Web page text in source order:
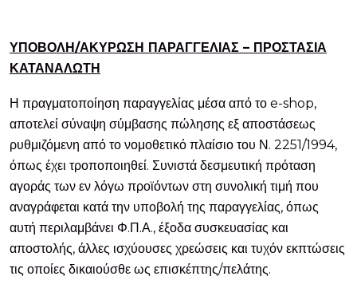
ΥΠΟΒΟΛΗ/ΑΚΥΡΩΣΗ ΠΑΡΑΓΓΕΛΙΑΣ – ΠΡΟΣΤΑΣΙΑ
ΚΑΤΑΝΑΛΩΤΗ
Η πραγματοποίηση παραγγελίας μέσα από το e-shop,
αποτελεί σύναψη σύμβασης πώλησης εξ αποστάσεως
ρυθμιζόμενη από το νομοθετικό πλαίσιο του Ν. 2251/1994,
όπως έχει τροποποιηθεί. Συνιστά δεσμευτική πρόταση
αγοράς των εν λόγω προϊόντων στη συνολική τιμή που
αναγράφεται κατά την υποβολή της παραγγελίας, όπως
αυτή περιλαμβάνει Φ.Π.Α., έξοδα συσκευασίας και
αποστολής, άλλες ισχύουσες χρεώσεις και τυχόν εκπτώσεις
τις οποίες δικαιούσθε ως επισκέπτης/πελάτης.